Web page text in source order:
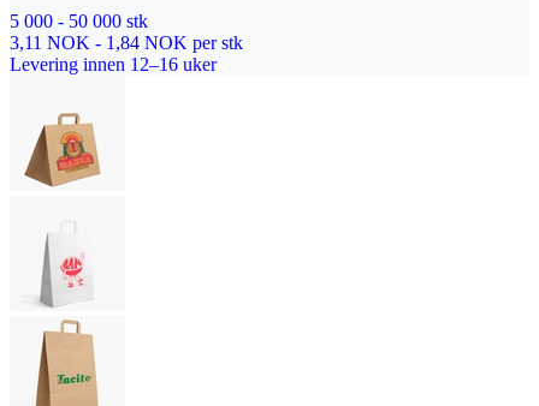
5 000 - 50 000 stk
3,11 NOK - 1,84 NOK per stk
Levering innen 12–16 uker